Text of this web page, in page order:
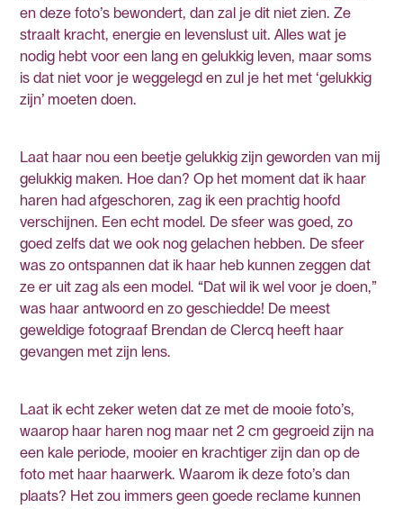
en deze foto’s bewondert, dan zal je dit niet zien. Ze
straalt kracht, energie en levenslust uit. Alles wat je
nodig hebt voor een lang en gelukkig leven, maar soms
is dat niet voor je weggelegd en zul je het met ‘gelukkig
zijn’ moeten doen.
Laat haar nou een beetje gelukkig zijn geworden van mij
gelukkig maken. Hoe dan? Op het moment dat ik haar
haren had afgeschoren, zag ik een prachtig hoofd
verschijnen. Een echt model. De sfeer was goed, zo
goed zelfs dat we ook nog gelachen hebben. De sfeer
was zo ontspannen dat ik haar heb kunnen zeggen dat
ze er uit zag als een model. “Dat wil ik wel voor je doen,”
was haar antwoord en zo geschiedde! De meest
geweldige fotograaf Brendan de Clercq heeft haar
gevangen met zijn lens.
Laat ik echt zeker weten dat ze met de mooie foto’s,
waarop haar haren nog maar net 2 cm gegroeid zijn na
een kale periode, mooier en krachtiger zijn dan op de
foto met haar haarwerk. Waarom ik deze foto’s dan
plaats? Het zou immers geen goede reclame kunnen